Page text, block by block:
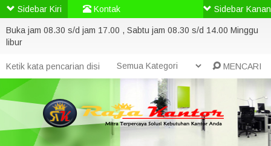
Buka jam 08.30 s/d jam 17.00 , Sabtu jam 08.30 s/d 14.00 Minggu
libur
MENCARI
Sidebar Kiri Kontak Sidebar Kanan